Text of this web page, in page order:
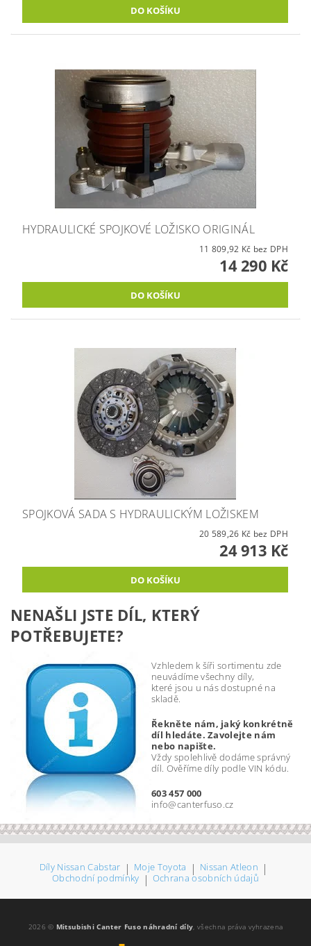
HYDRAULICKÉ SPOJKOVÉ LOŽISKO ORIGINÁL
11 809,92 Kč bez DPH
14 290 Kč
SPOJKOVÁ SADA S HYDRAULICKÝM LOŽISKEM
20 589,26 Kč bez DPH
24 913 Kč
NENAŠLI JSTE DÍL, KTERÝ
POTŘEBUJETE?
Vzhledem k šíři sortimentu zde
neuvádíme všechny díly,
které jsou u nás dostupné na
skladě.
Řekněte nám, jaký konkrétně
díl hledáte. Zavolejte nám
nebo napište.
Vždy spolehlivě dodáme správný
díl. Ověříme díly podle VIN kódu.
603 457 000
info@canterfuso.cz
Díly Nissan Cabstar | Moje Toyota | Nissan Atleon |
Obchodní podmínky | Ochrana osobních údajů
2026 © Mitsubishi Canter Fuso náhradní díly, všechna práva vyhrazena